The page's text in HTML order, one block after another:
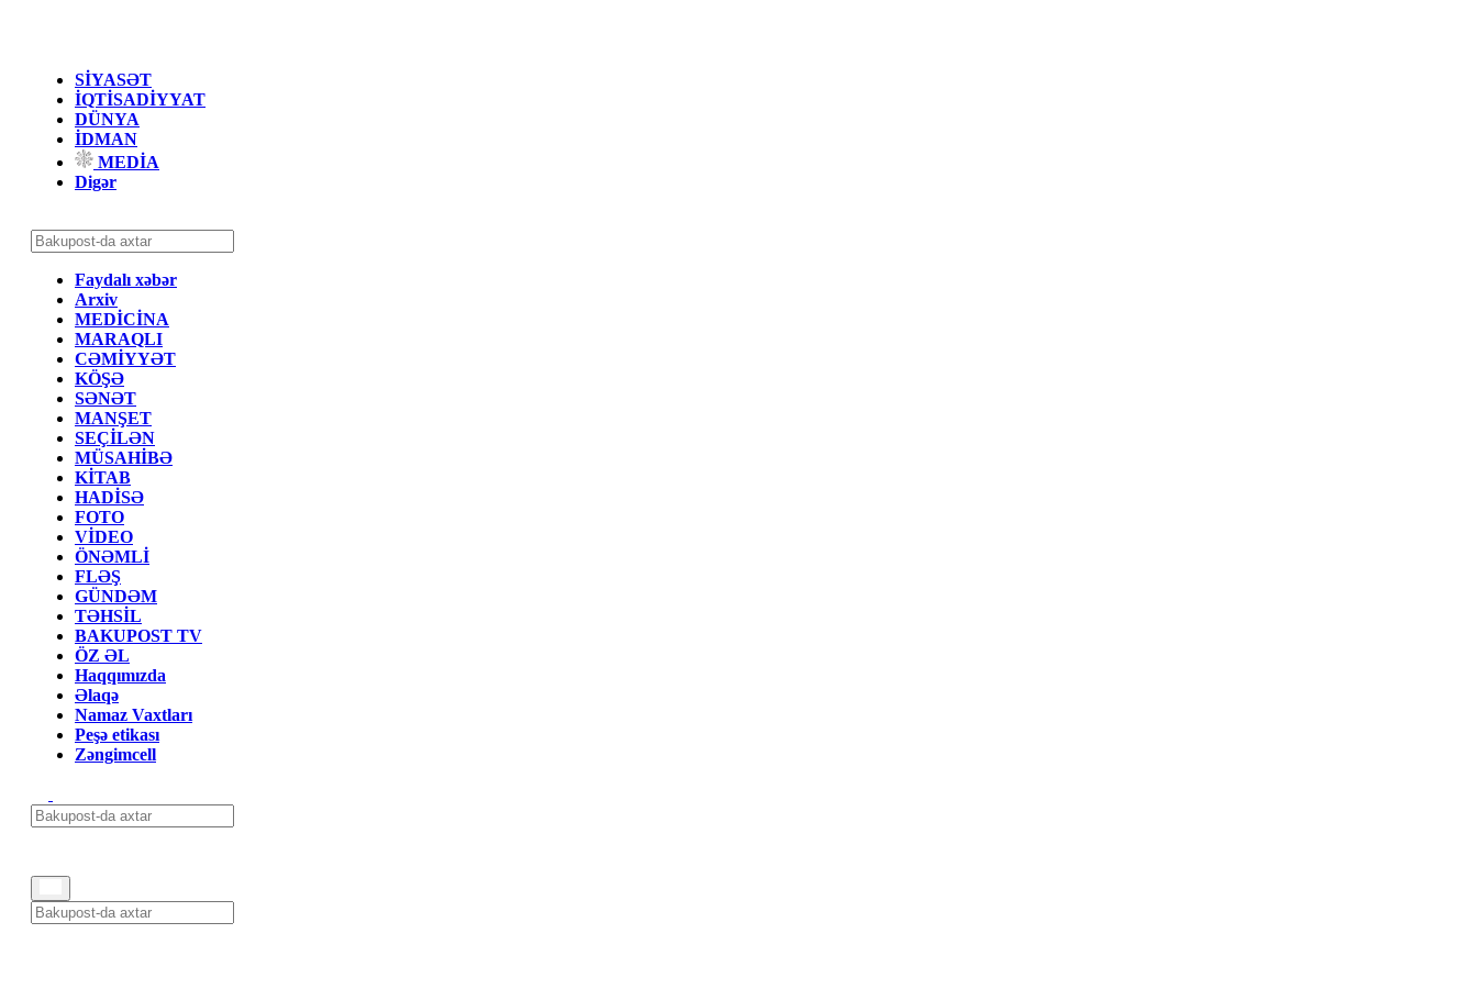
SİYASƏT
İQTİSADİYYAT
DÜNYA
İDMAN
MEDİA
Digər
Faydalı xəbər
Arxiv
MEDİCİNA
MARAQLI
CƏMİYYƏT
KÖŞƏ
SƏNƏT
MANŞET
SEÇİLƏN
MÜSAHİBƏ
KİTAB
HADİSƏ
FOTO
VİDEO
ÖNƏMLİ
FLƏŞ
GÜNDƏM
TƏHSİL
BAKUPOST TV
ÖZ ƏL
Haqqımızda
Əlaqə
Namaz Vaxtları
Peşə etikası
Zəngimcell